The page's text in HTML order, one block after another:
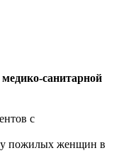
санитарной
с
у пожилых женщин в